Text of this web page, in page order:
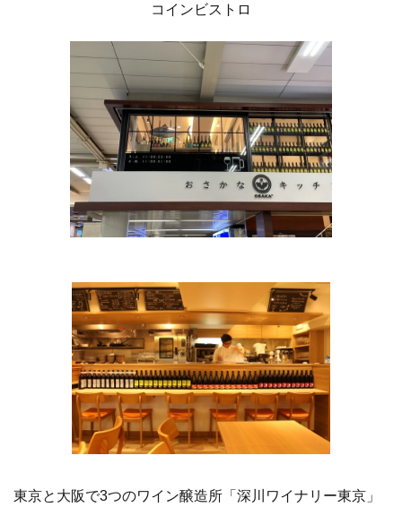
コインビストロ
東京と大阪で3つのワイン醸造所「深川ワイナリー東京」